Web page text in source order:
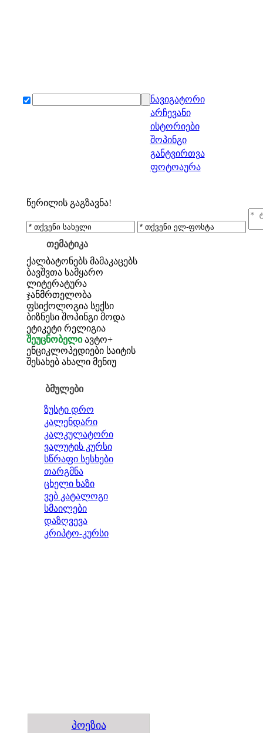
ნავიგატორი
არჩევანი
ისტორიები
შოპინგი
განტვირთვა
ფოტოაურა
წერილის გაგზავნა!
თემატიკა
ქალბატონებს მამაკაცებს
ბავშვთა სამყარო
ლიტერატურა
ჯანმრთელობა
ფსიქოლოგია სექსი
ბიზნესი შოპინგი მოდა
ეტიკეტი რელიგია
შეუცნობელი ავტო+
ენციკლოპედიები საიტის
შესახებ ახალი მენიუ
ბმულები
ზუსტი დრო
კალენდარი
კალკულატორი
ვალუტის კურსი
სწრაფი სესხები
თარგმნა
ცხელი ხაზი
ვებ კატალოგი
სმაილები
დაზღვევა
კრიპტო-კურსი
პოეზია